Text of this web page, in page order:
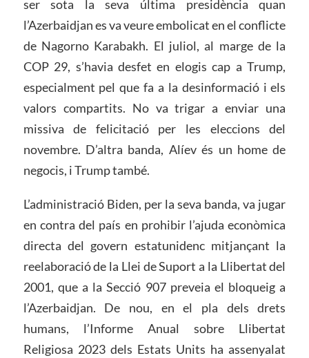
ser sota la seva última presidència quan
l’Azerbaidjan es va veure embolicat en el conflicte
de Nagorno Karabakh. El juliol, al marge de la
COP 29, s’havia desfet en elogis cap a Trump,
especialment pel que fa a la desinformació i els
valors compartits. No va trigar a enviar una
missiva de felicitació per les eleccions del
novembre. D’altra banda, Alíev és un home de
negocis, i Trump també.
L’administració Biden, per la seva banda, va jugar
en contra del país en prohibir l’ajuda econòmica
directa del govern estatunidenc mitjançant la
reelaboració de la Llei de Suport a la Llibertat del
2001, que a la Secció 907 preveia el bloqueig a
l’Azerbaidjan. De nou, en el pla dels drets
humans, l’Informe Anual sobre Llibertat
Religiosa 2023 dels Estats Units ha assenyalat